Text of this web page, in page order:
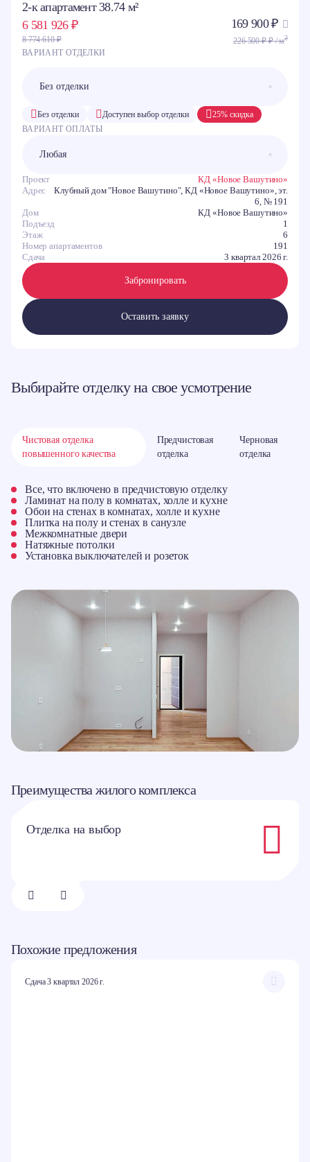
2-к апартамент 38.74 м²
6 581 926 ₽
8 774 610 ₽
169 900 ₽
226 500 ₽ ₽ / м2
ВАРИАНТ ОТДЕЛКИ
25% скидка
Без отделки
Доступен выбор отделки
ВАРИАНТ ОПЛАТЫ
Проект
КД «Новое Вашутино»
Адрес
Клубный дом "Новое Вашутино", КД «Новое Вашутино», эт.
6, № 191
Дом
КД «Новое Вашутино»
Подъезд
1
Этаж
6
Номер апартаментов
191
Сдача
3 квартал 2026 г.
Забронировать
Оставить заявку
Выбирайте отделку на свое усмотрение
Чистовая отделка
повышенного качества
Предчистовая
отделка
Черновая
отделка
Все, что включено в предчистовую отделку
Ламинат на полу в комнатах, холле и кухне
Обои на стенах в комнатах, холле и кухне
Плитка на полу и стенах в санузле
Межкомнатные двери
Натяжные потолки
Установка выключателей и розеток
Преимущества жилого комплекса
Отделка на выбор
Похожие предложения
Сдача 3 квартал 2026 г.